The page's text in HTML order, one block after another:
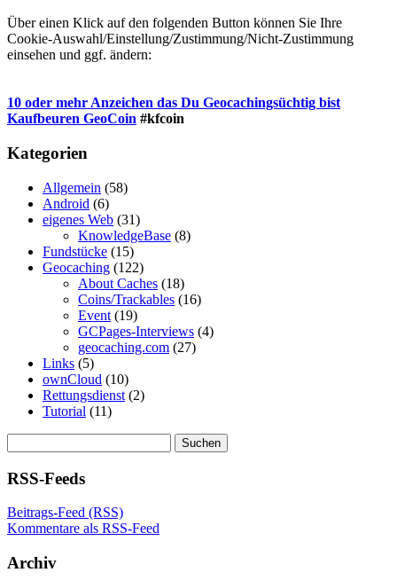
Über einen Klick auf den folgenden Button können Sie Ihre
Cookie-Auswahl/Einstellung/Zustimmung/Nicht-Zustimmung
einsehen und ggf. ändern:
10 oder mehr Anzeichen das Du Geocachingsüchtig bist
Kaufbeuren GeoCoin #kfcoin
Kategorien
Allgemein (58)
Android (6)
eigenes Web (31)
KnowledgeBase (8)
Fundstücke (15)
Geocaching (122)
About Caches (18)
Coins/Trackables (16)
Event (19)
GCPages-Interviews (4)
geocaching.com (27)
Links (5)
ownCloud (10)
Rettungsdienst (2)
Tutorial (11)
nach:
RSS-Feeds
Beitrags-Feed (RSS)
Kommentare als RSS-Feed
Archiv